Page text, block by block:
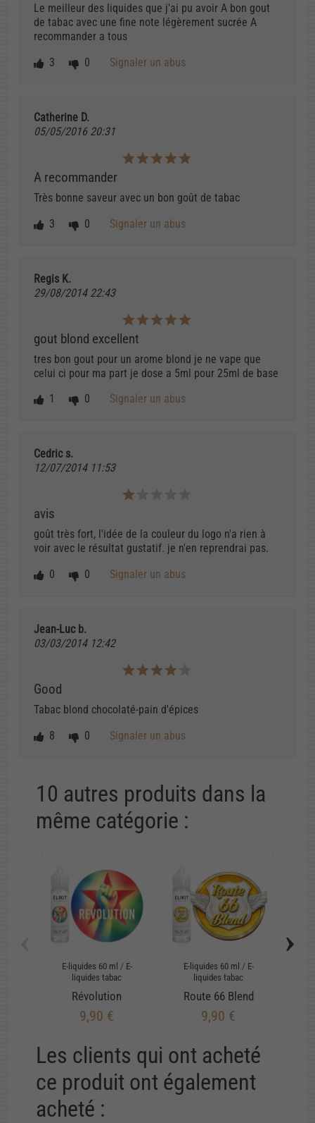
Le meilleur des liquides que j'ai pu avoir A bon gout
de tabac avec une fine note légèrement sucrée A
recommander a tous
3
0 Signaler un abus
Catherine D.
05/05/2016 20:31
A recommander
Très bonne saveur avec un bon goût de tabac
3
0 Signaler un abus
Regis K.
29/08/2014 22:43
gout blond excellent
tres bon gout pour un arome blond je ne vape que
celui ci pour ma part je dose a 5ml pour 25ml de base
1
0 Signaler un abus
Cedric s.
12/07/2014 11:53
avis
goût très fort, l'idée de la couleur du logo n'a rien à
voir avec le résultat gustatif. je n'en reprendrai pas.
0
0 Signaler un abus
Jean-Luc b.
03/03/2014 12:42
Good
Tabac blond chocolaté-pain d'épices
8
0 Signaler un abus
10 autres produits dans la
même catégorie :
E-liquides 60 ml / E-
liquides tabac
Révolution
9,90 €
E-liquides 60 ml / E-
liquides tabac
Route 66 Blend
9,90 €
›
Les clients qui ont acheté
ce produit ont également
acheté :